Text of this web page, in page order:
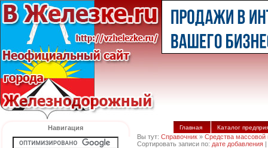
Навигация Главная Каталог
Вы тут: Справочник » Средства
Сортировать записи по: дате добавления |